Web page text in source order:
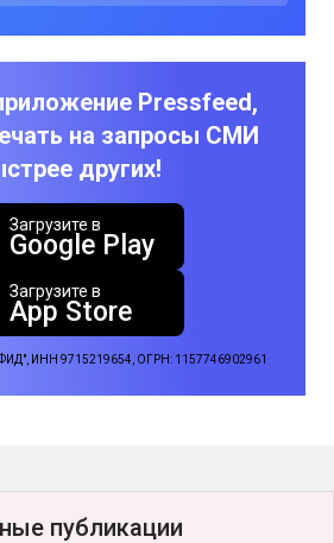
Pressfeed,
на запросы СМИ
других!
Загрузите в
Google Play
Загрузите в
App Store
ИНН 9715219654, ОГРН: 1157746902961
публикации